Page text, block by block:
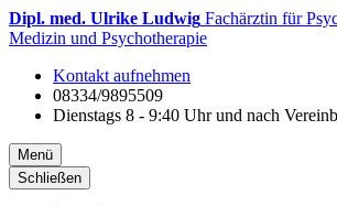
Dipl. med. Ulrike Ludwig Fachärztin für
Medizin und Psychotherapie
Kontakt aufnehmen
08334/9895509
Dienstags 8 - 9:40 Uhr und nach
Menü
Schließen